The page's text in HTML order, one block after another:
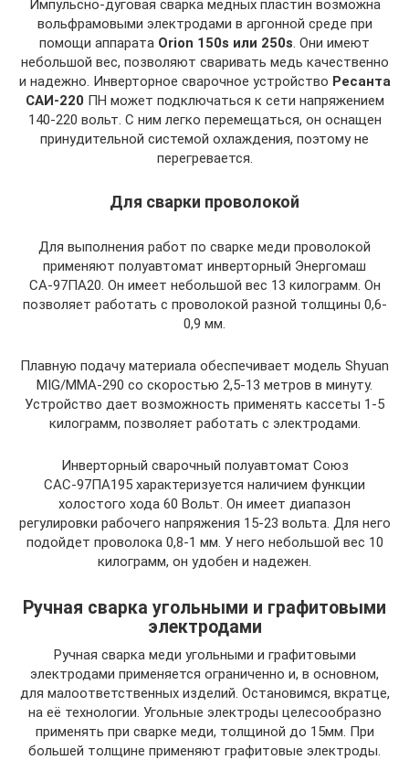
Импульсно-дуговая сварка медных пластин возможна
вольфрамовыми электродами в аргонной среде при
помощи аппарата Orion 150s или 250s. Они имеют
небольшой вес, позволяют сваривать медь качественно
и надежно. Инверторное сварочное устройство Ресанта
САИ-220 ПН может подключаться к сети напряжением
140-220 вольт. С ним легко перемещаться, он оснащен
принудительной системой охлаждения, поэтому не
перегревается.
Для сварки проволокой
Для выполнения работ по сварке меди проволокой
применяют полуавтомат инверторный Энергомаш
СА-97ПА20. Он имеет небольшой вес 13 килограмм. Он
позволяет работать с проволокой разной толщины 0,6-
0,9 мм.
Плавную подачу материала обеспечивает модель Shyuan
MIG/MMA-290 со скоростью 2,5-13 метров в минуту.
Устройство дает возможность применять кассеты 1-5
килограмм, позволяет работать с электродами.
Инверторный сварочный полуавтомат Союз
САС-97ПА195 характеризуется наличием функции
холостого хода 60 Вольт. Он имеет диапазон
регулировки рабочего напряжения 15-23 вольта. Для него
подойдет проволока 0,8-1 мм. У него небольшой вес 10
килограмм, он удобен и надежен.
Ручная сварка угольными и графитовыми
электродами
Ручная сварка меди угольными и графитовыми
электродами применяется ограниченно и, в основном,
для малоответственных изделий. Остановимся, вкратце,
на её технологии. Угольные электроды целесообразно
применять при сварке меди, толщиной до 15мм. При
большей толщине применяют графитовые электроды.